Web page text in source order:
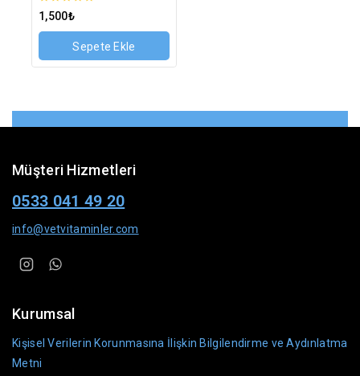
0
üzerinden
1,500₺
Sepete Ekle
Müşteri Hizmetleri
0533 041 49 20
info@vetvitaminler.com
Kurumsal
Kişisel Verilerin Korunmasına İlişkin Bilgilendirme ve Aydınlatma
Metni